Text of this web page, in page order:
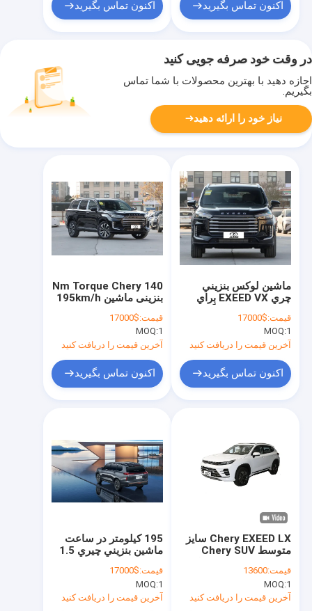
اکنون تماس بگیرید اکنون تماس بگیرید
در وقت خود صرفه جویی کنید
اجازه دهید با بهترین محصولات با شما تماس
بگیریم.
نیاز خود را ارائه دهید
140 Nm Torque Chery
بنزینی ماشین 195km/h
VX SUV
قیمت:$17000
MOQ:1
آخرین قیمت را دریافت کنید
اکنون تماس بگیرید
ماشين لوکس بنزيني
چري EXEED VX براي
قیمت:$17000
MOQ:1
آخرین قیمت را دریافت کنید
اکنون تماس بگیرید
195 کيلومتر در ساعت
ماشين بنزيني چيري 1.5
عصر جديدي از مهندسی
SUV
قیمت:$17000
MOQ:1
آخرین قیمت را دریافت کنید
Chery EXEED LX سایز
متوسط Chery SUV
سرعت 110hp
قیمت:13600
MOQ:1
آخرین قیمت را دریافت کنید